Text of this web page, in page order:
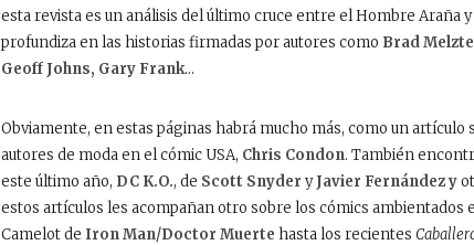
esta revista es un análisis del último cruce entre el Hombre Araña
profundiza en las historias firmadas por autores como Brad
Geoff Johns, Gary Frank…
Obviamente, en estas páginas habrá mucho más, como un
autores de moda en el cómic USA, Chris Condon. También
este último año, DC K.O., de Scott Snyder yJavier Fernández y
estos artículos les acompañan otro sobre los cómics ambientados
Camelot de Iron Man/Doctor Muerte hasta los recientes